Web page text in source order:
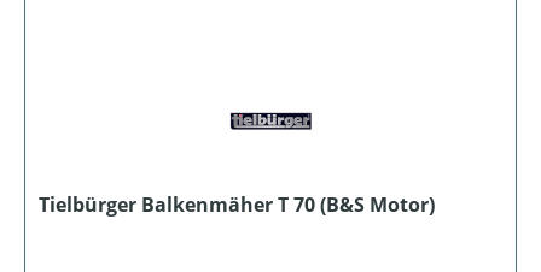
Tielbürger Balkenmäher T 70 (B&S Motor)